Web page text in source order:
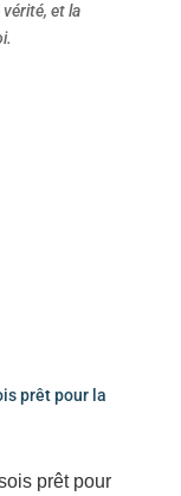
et la
prêt pour